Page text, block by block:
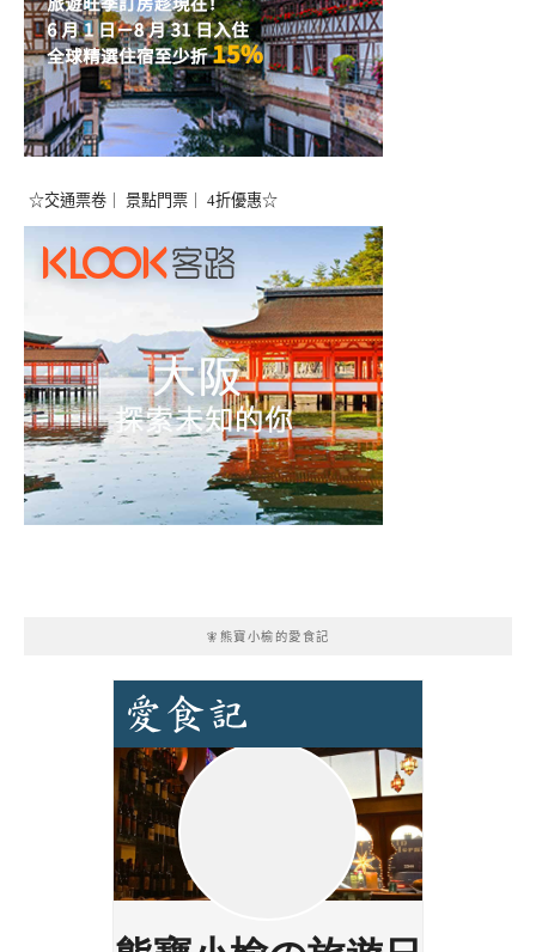
☆交通票卷｜ 景點門票｜ 4折優惠☆
🧚熊寶小榆的愛食記